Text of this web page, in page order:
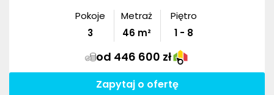
Pokoje
3
Metraż
46 m²
Piętro
1 - 8
od 446 600 zł
Zapytaj o ofertę